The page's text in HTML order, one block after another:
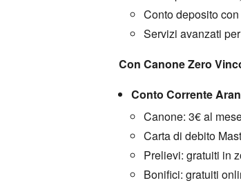
Conto deposito
Servizi avanzati
Con Canone Zero
Conto Corrente
Canone: 3€ al
Carta di debito
Prelievi: gratuiti in
Bonifici: gratuiti